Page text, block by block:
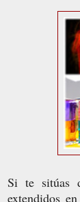
Si te sitúas
extendidos